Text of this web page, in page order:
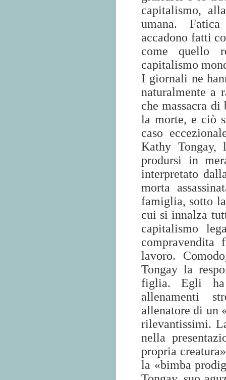
capitalismo,
umana.
accadono fatti
come quello
capitalismo
I giornali ne
naturalmente a
che massacra
la morte, e ciò
caso
Kathy Tongay,
prodursi in
interpretato
morta
famiglia, sotto
cui si innalza
capitalismo
lavoro.
Tongay la
figlia. Egli ha
allenamenti
allenatore di un
rilevantissimi.
nella
propria
la «bimba